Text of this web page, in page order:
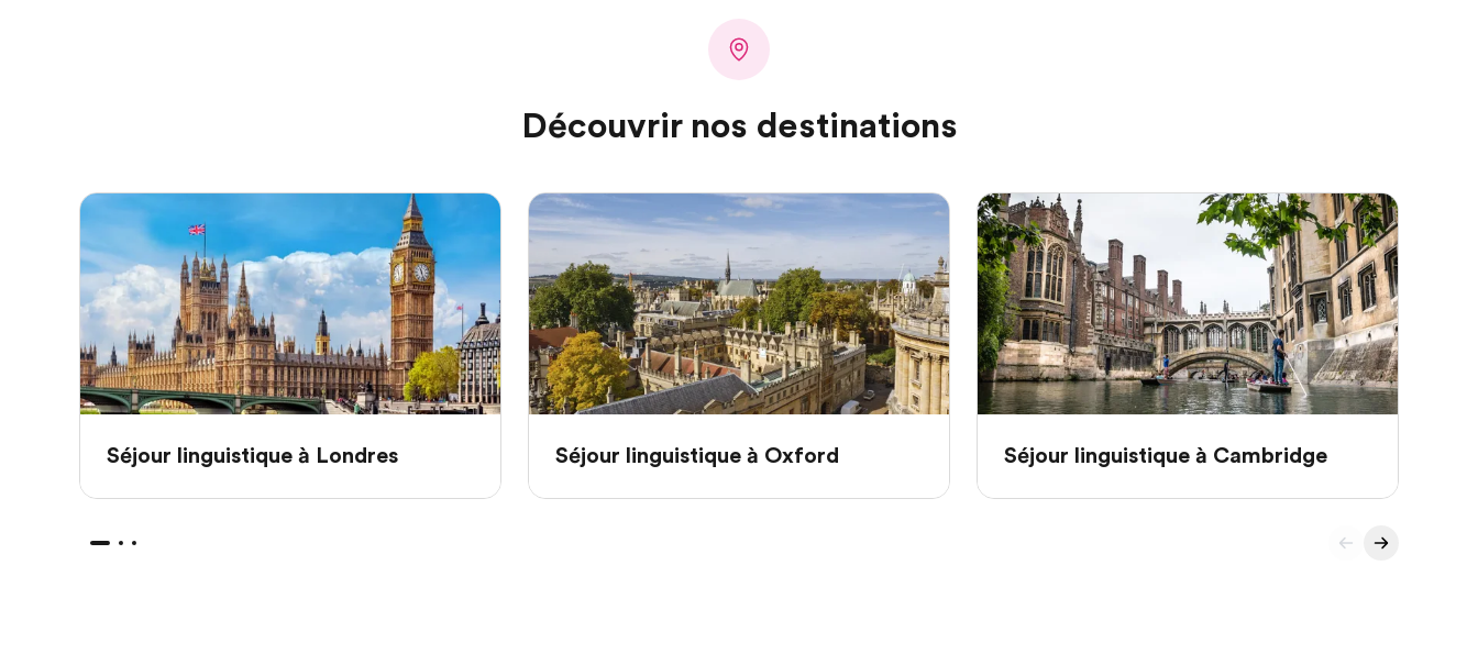
Découvrir nos destinations
Séjour linguistique à Londres Séjour linguistique à Oxford Séjour linguistique à Cambridge